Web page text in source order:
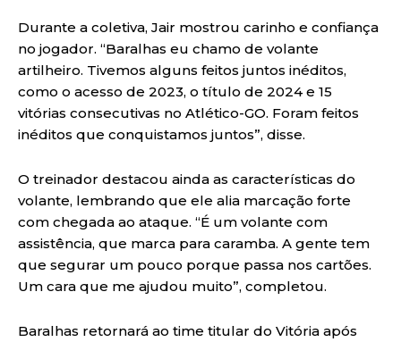
Durante a coletiva, Jair mostrou carinho e confiança
no jogador. “Baralhas eu chamo de volante
artilheiro. Tivemos alguns feitos juntos inéditos,
como o acesso de 2023, o título de 2024 e 15
vitórias consecutivas no Atlético-GO. Foram feitos
inéditos que conquistamos juntos”, disse.
O treinador destacou ainda as características do
volante, lembrando que ele alia marcação forte
com chegada ao ataque. “É um volante com
assistência, que marca para caramba. A gente tem
que segurar um pouco porque passa nos cartões.
Um cara que me ajudou muito”, completou.
Baralhas retornará ao time titular do Vitória após